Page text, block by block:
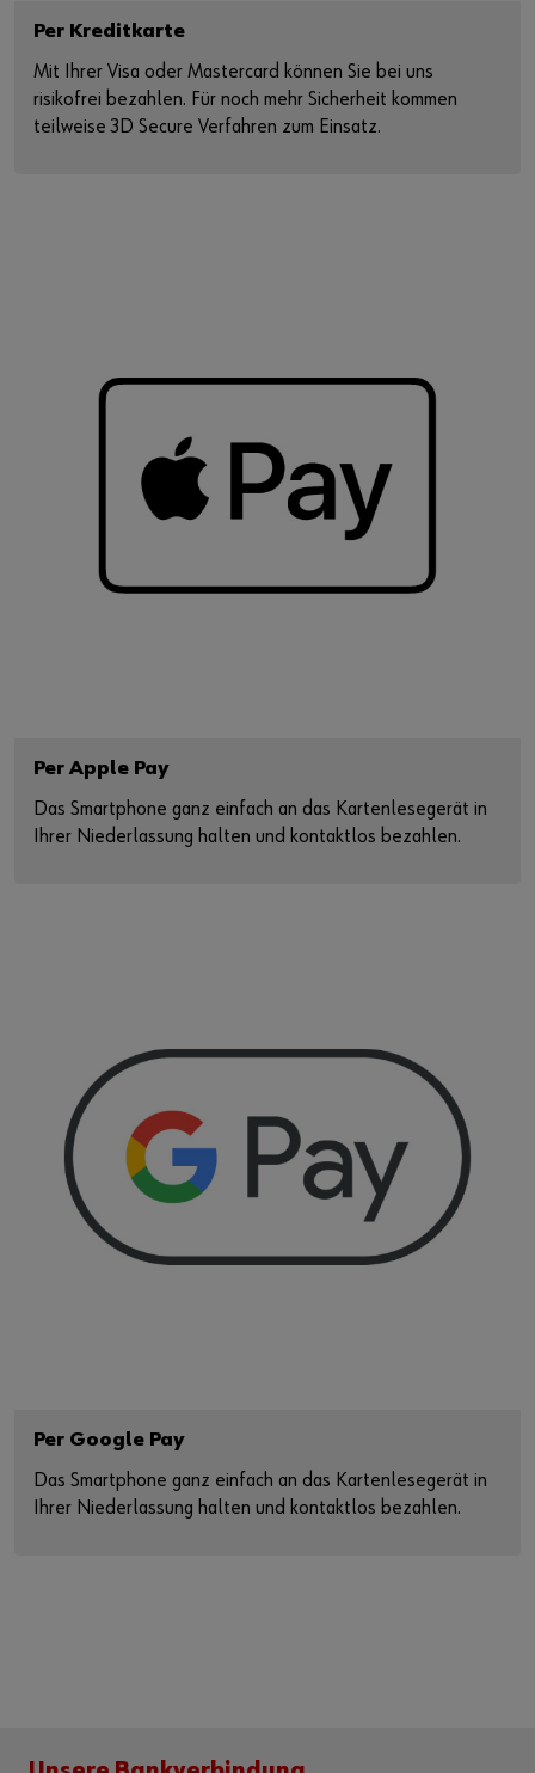
Per Kreditkarte
Mit Ihrer Visa oder Mastercard können Sie bei uns
risikofrei bezahlen. Für noch mehr Sicherheit kommen
teilweise 3D Secure Verfahren zum Einsatz.
Per Apple Pay
Das Smartphone ganz einfach an das Kartenlesegerät in
Ihrer Niederlassung halten und kontaktlos bezahlen.
Per Google Pay
Das Smartphone ganz einfach an das Kartenlesegerät in
Ihrer Niederlassung halten und kontaktlos bezahlen.